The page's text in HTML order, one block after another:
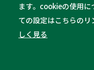
ます。cookieの使用
ての設定はこちらのリ
しく見る